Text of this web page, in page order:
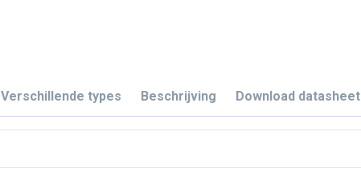
Verschillende types Beschrijving Download datasheet